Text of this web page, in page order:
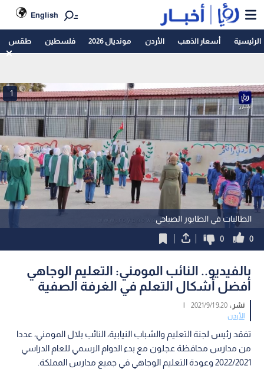
English
الرئيسية أسعار الذهب الأردن مونديال 2026 فلسطين طقس
الطالبات في الطابور الصباحي
1
0
0
بالفيديو.. النائب المومني: التعليم الوجاهي
أفضل أشكال التعلم في الغرفة الصفية
نشر :9:20 2021/9/1
|
الأردن
تفقد رئيس لجنة التعليم والشباب النيابية، النائب بلال المومني، عددا
من مدارس محافظة عجلون مع بدء الدوام الرسمي للعام الدراسي
2022/2021 وعودة التعليم الوجاهي في جميع مدارس المملكة.